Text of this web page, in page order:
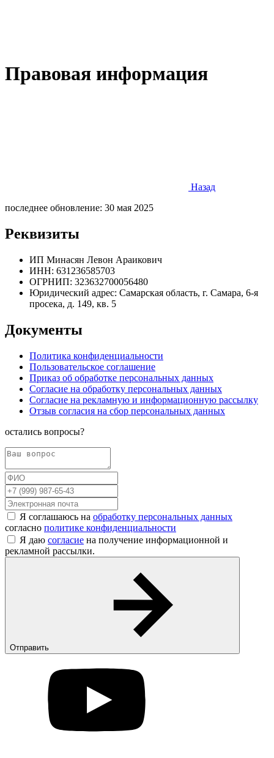
Правовая информация
Назад
последнее обновление: 30 мая 2025
Реквизиты
ИП Минасян Левон Араикович
ИНН: 631236585703
ОГРНИП: 323632700056480
Юридический адрес: Самарская область, г. Самара, 6-я
просека, д. 149, кв. 5
Документы
Политика конфиденциальности
Пользовательское соглашение
Приказ об обработке персональных данных
Согласие на обработку персональных данных
Согласие на рекламную и информационную рассылку
Отзыв согласия на сбор персональных данных
остались вопросы?
Я соглашаюсь на обработку персональных данных
согласно политике конфиденциальности
Я даю согласие на получение информационной и
рекламной рассылки.
Отправить